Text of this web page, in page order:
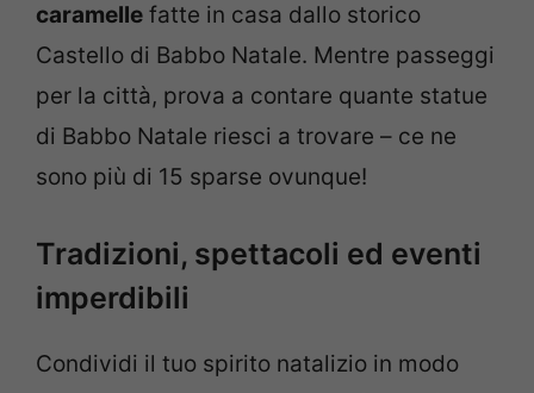
caramelle fatte in casa dallo storico
Castello di Babbo Natale. Mentre passeggi
per la città, prova a contare quante statue
di Babbo Natale riesci a trovare – ce ne
sono più di 15 sparse ovunque!
Tradizioni, spettacoli ed eventi
imperdibili
Condividi il tuo spirito natalizio in modo